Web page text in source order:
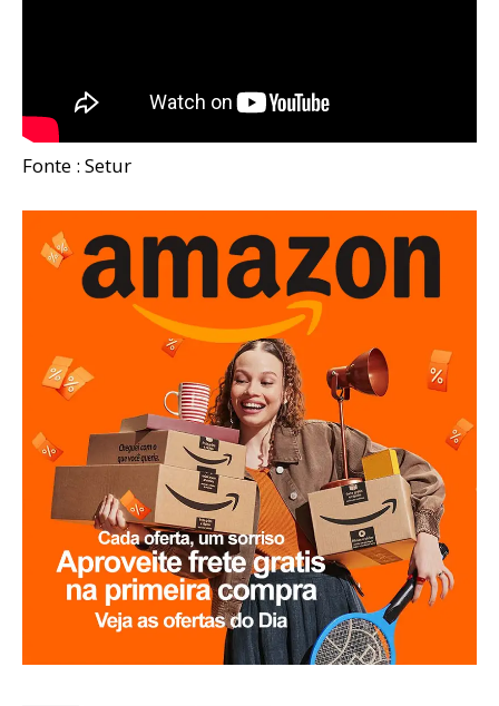
Fonte : Setur